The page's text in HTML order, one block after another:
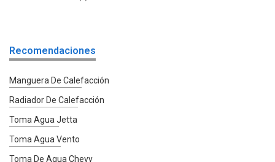
Recomendaciones
Manguera De Calefacción
Radiador De Calefacción
Toma Agua Jetta
Toma Agua Vento
Toma De Agua Chevy